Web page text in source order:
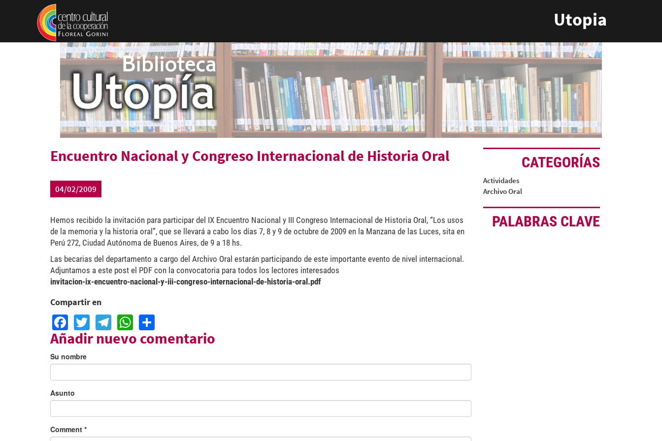
Pasar al contenido principal
Utopia
Encuentro Nacional y Congreso Internacional de Historia Oral
04/02/2009
Hemos recibido la invitación para participar del IX Encuentro Nacional y III Congreso Internacional de Historia Oral, “Los usos
de la memoria y la historia oral”, que se llevará a cabo los días 7, 8 y 9 de octubre de 2009 en la Manzana de las Luces, sita en
Perú 272, Ciudad Autónoma de Buenos Aires, de 9 a 18 hs.
Las becarias del departamento a cargo del Archivo Oral estarán participando de este importante evento de nivel internacional.
Adjuntamos a este post el PDF con la convocatoria para todos los lectores interesados
invitacion-ix-encuentro-nacional-y-iii-congreso-internacional-de-historia-oral.pdf
Compartir en
Facebook
TwitterTelegram
WhatsApp
Añadir nuevo comentario
Su nombre
Asunto
Comment *
CATEGORÍAS
Actividades
Archivo Oral
PALABRAS CLAVE